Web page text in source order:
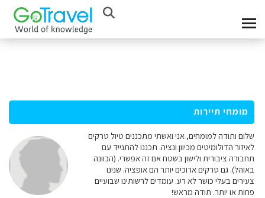
מומחי תיירות
שלום ותודה למומחים, אני ואשתי מתכננים טיול טרקים
לאיזור הדולומיטים מכיוון ונציה. תכננו להתנייד עם
תחבורה ציבורית ולישון בשטח אם זה אפשרי. (הכוונה
באוהל). גם טרקים ארוכים יותר הם אופציה. שנינו
צעירים בעלי כושר לא רע. עומדים לרשותינו שבועיים
פחות או יותר. תודה מראש!